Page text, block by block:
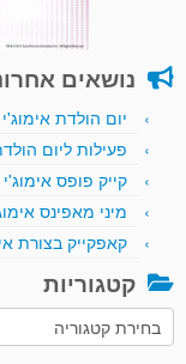
נושאים
יום הולדת אימוג'י
פעילות ליום
קייק פופס אימוג'י
מיני מאפינס
קאפקייק בצורת
קטגוריות
קטגוריות